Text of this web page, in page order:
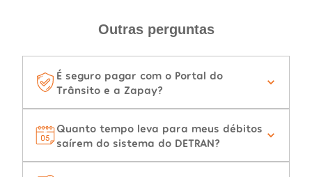
Outras perguntas
É seguro pagar com o Portal do
Trânsito e a Zapay?
Quanto tempo leva para meus débitos
saírem do sistema do DETRAN?